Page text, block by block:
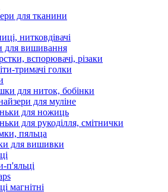
для тканини
нитковдівачі
для вишивання
вспорювачі, різаки
тримачі голки
для ниток, бобінки
для муліне
для ножиць
для рукоділля, смітнички
пяльца
для вишивки
п'яльці
магнітні